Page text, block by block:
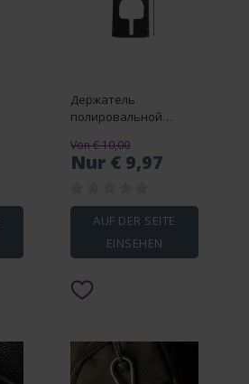
Держатель
полировальной
установке вешалка
для оборудования
автомобиля.
Von € 10,00
Nur € 9,97
AUF DER SEITE
EINSEHEN